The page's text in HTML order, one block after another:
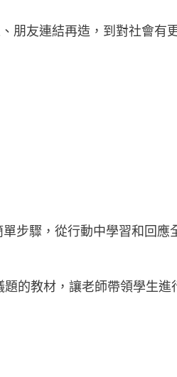
朋友連結再造，到對社會有
步驟，從行動中學習和回應
的教材，讓老師帶領學生